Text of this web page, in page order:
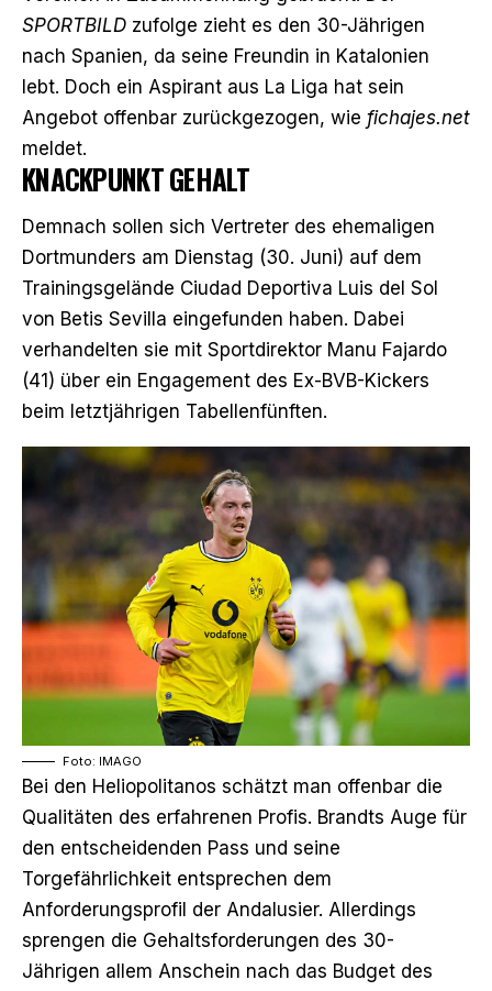
SPORTBILD zufolge zieht es den 30-Jährigen
nach Spanien, da seine Freundin in Katalonien
lebt. Doch ein Aspirant aus La Liga hat sein
Angebot offenbar zurückgezogen, wie fichajes.net
meldet.
KNACKPUNKT GEHALT
Demnach sollen sich Vertreter des ehemaligen
Dortmunders am Dienstag (30. Juni) auf dem
Trainingsgelände Ciudad Deportiva Luis del Sol
von Betis Sevilla eingefunden haben. Dabei
verhandelten sie mit Sportdirektor Manu Fajardo
(41) über ein Engagement des Ex-BVB-Kickers
beim letztjährigen Tabellenfünften.
Foto: IMAGO
Bei den Heliopolitanos schätzt man offenbar die
Qualitäten des erfahrenen Profis. Brandts Auge für
den entscheidenden Pass und seine
Torgefährlichkeit entsprechen dem
Anforderungsprofil der Andalusier. Allerdings
sprengen die Gehaltsforderungen des 30-
Jährigen allem Anschein nach das Budget des